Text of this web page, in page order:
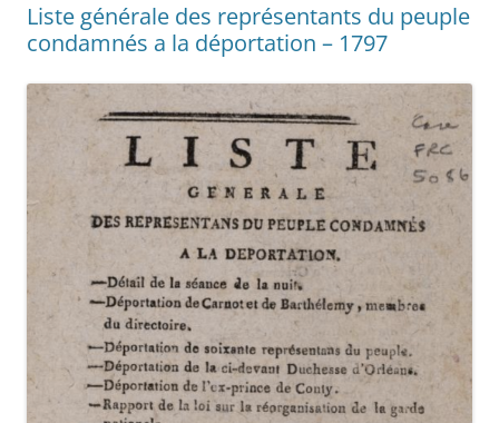
Liste générale des représentants du peuple
condamnés a la déportation – 1797